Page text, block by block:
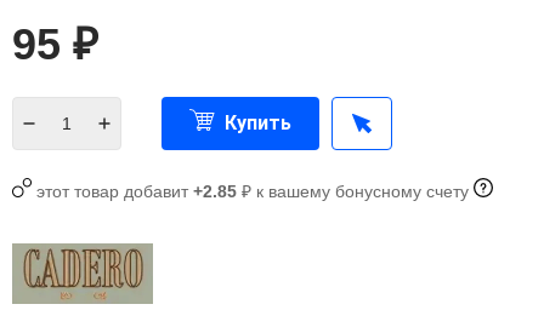
95 ₽
Купить
этот товар добавит+2.85 ₽ к вашему бонусному счету